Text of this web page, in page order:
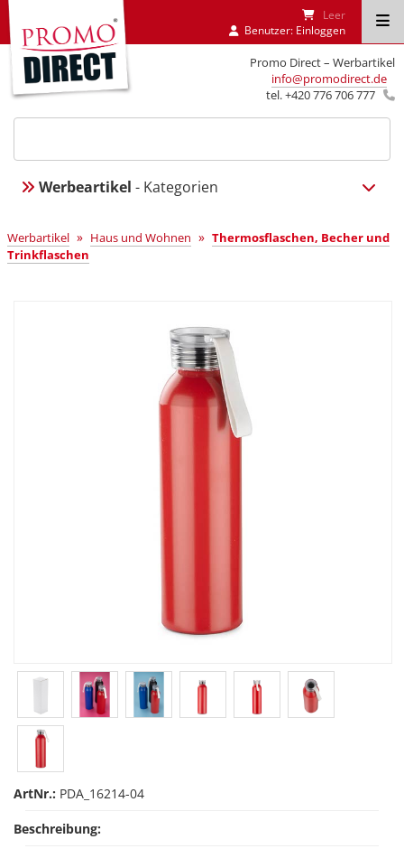
Promo Direct – Werbartikel
info@promodirect.de
tel. +420 776 706 777
Leer
Benutzer: Einloggen
Werbeartikel - Kategorien
Werbartikel » Haus und Wohnen » Thermosflaschen, Becher und
Trinkflaschen
ArtNr.: PDA_16214-04
Beschreibung: